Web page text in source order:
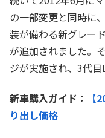
の一部変更と同時に
装が備わる新グレー
が追加されました。
ジが実施され、3代目
新車購入ガイド：
【
り出し価格